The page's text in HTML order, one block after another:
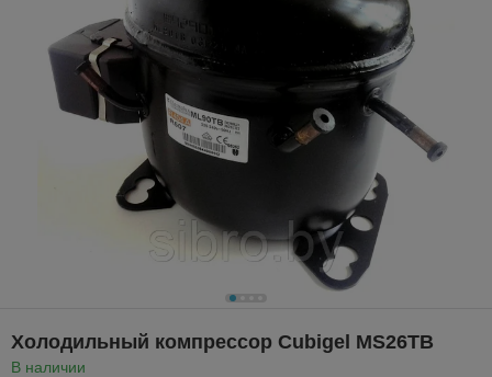
Холодильный компрессор Cubigel MS26TB
В наличии